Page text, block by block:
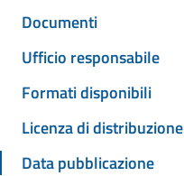
Documenti
Ufficio responsabile
Formati disponibili
Licenza di distribuzione
Data pubblicazione